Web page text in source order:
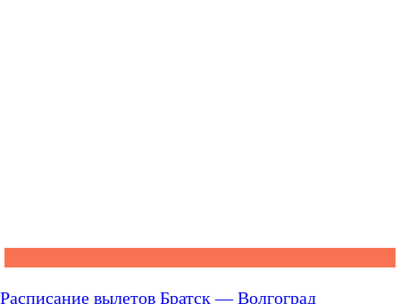
Расписание вылетов Братск — Волгоград